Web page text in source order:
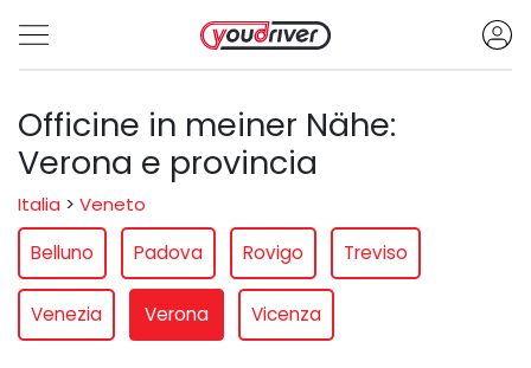
Officine in meiner Nähe:
Verona e provincia
Italia > Veneto
Belluno
Padova Rovigo Treviso
Venezia Verona Vicenza